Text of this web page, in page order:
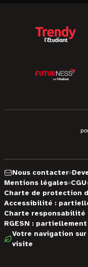
Nous contacter
Mentions légales CGU
Charte de protection
Accessibilité :
Charte
RGESN :
Votre navigation
visite